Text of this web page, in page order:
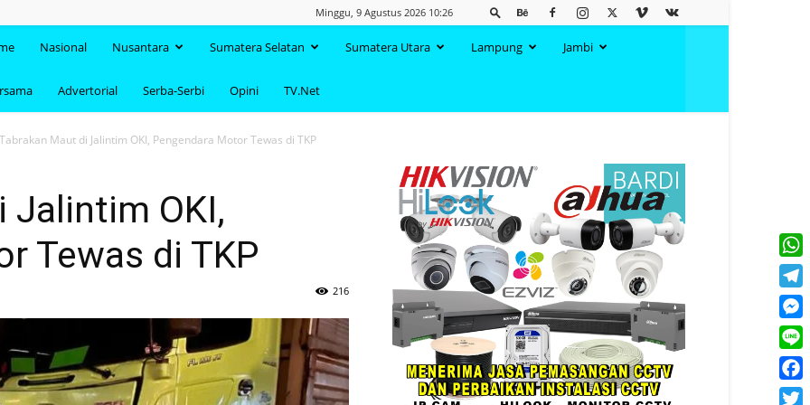
Minggu, 9 Agustus 2026 10:26
Nasional Nusantara Sumatera Selatan Sumatera Utara Lampung Jambi
Advertorial Serba-Serbi Opini TV.Net
Tabrakan Maut di Jalintim OKI, Pengendara Motor Tewas di TKP
Jalintim OKI,
Tewas di TKP
216
Line